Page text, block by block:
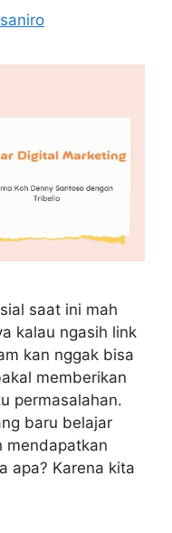
saat ini mah
kalau ngasih link
kan nggak bisa
memberikan
permasalahan.
baru belajar
mendapatkan
apa? Karena kita